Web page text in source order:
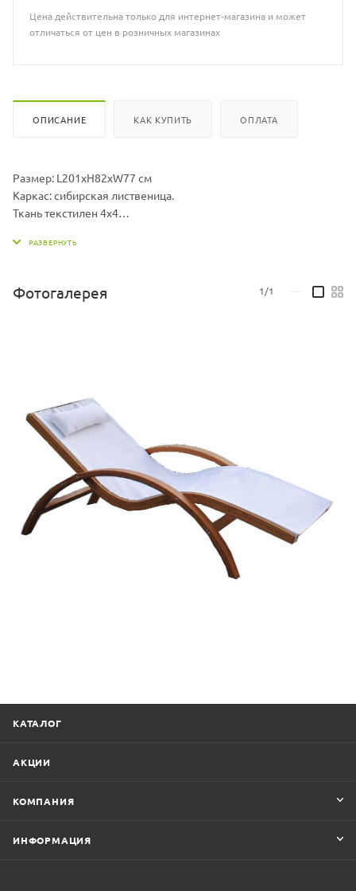
Цена действительна только для интернет-магазина и может
отличаться от цен в розничных магазинах
ОПИСАНИЕ КАК КУПИТЬ ОПЛАТА
Размер: L201xH82xW77 см
Каркас: сибирская лиственица.
Ткань текстилен 4x4
Допустимая нагрузка: 150 кг
Фотогалерея 1/1
КАТАЛОГ
АКЦИИ
КОМПАНИЯ
ИНФОРМАЦИЯ